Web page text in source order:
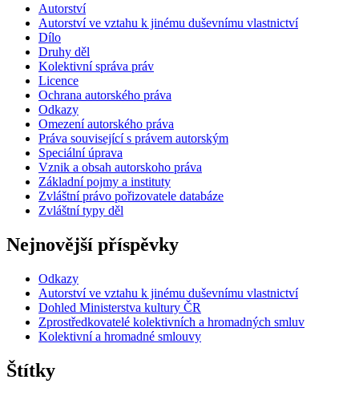
Autorství
Autorství ve vztahu k jinému duševnímu vlastnictví
Dílo
Druhy děl
Kolektivní správa práv
Licence
Ochrana autorského práva
Odkazy
Omezení autorského práva
Práva související s právem autorským
Speciální úprava
Vznik a obsah autorskoho práva
Základní pojmy a instituty
Zvláštní právo pořizovatele databáze
Zvláštní typy děl
Nejnovější příspěvky
Odkazy
Autorství ve vztahu k jinému duševnímu vlastnictví
Dohled Ministerstva kultury ČR
Zprostředkovatelé kolektivních a hromadných smluv
Kolektivní a hromadné smlouvy
Štítky